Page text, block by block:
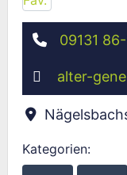
09131
alter-
Kategorien: